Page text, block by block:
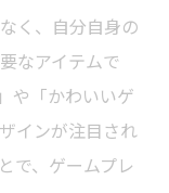
く、自分自身の
なアイテムで
や「かわいいゲ
インが注目され
で、ゲームプレ